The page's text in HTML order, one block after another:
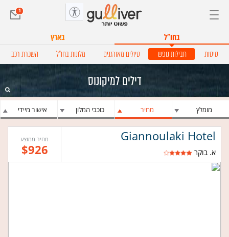
1 תפריט צד
בחו״ל
בארץ
טיסות
חבילות נופש טיולים מאורגנים מלונות בחו"ל השכרת רכב
דילים למיקונוס
מומלץ מחיר כוכבי המלון אישור מיידי
Giannoulaki Hotel
א. בוקר
מחיר ממוצע
$926